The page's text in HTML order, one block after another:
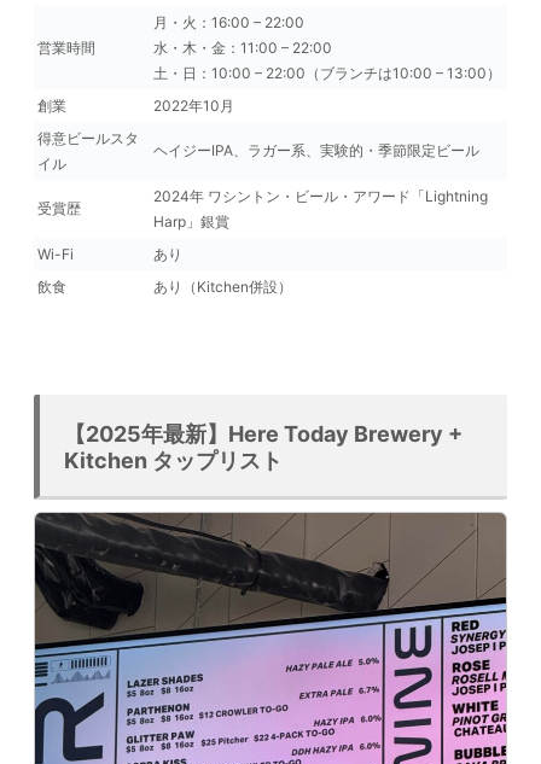
営業時間
月・火：16:00 – 22:00
水・木・金：11:00 – 22:00
土・日：10:00 – 22:00（ブランチは10:00 – 13:00）
創業
2022年10月
得意ビールスタ
イル
ヘイジーIPA、ラガー系、実験的・季節限定ビール
受賞歴
2024年 ワシントン・ビール・アワード「Lightning
Harp」銀賞
Wi-Fi
あり
飲食
あり（Kitchen併設）
【2025年最新】Here Today Brewery +
Kitchen タップリスト